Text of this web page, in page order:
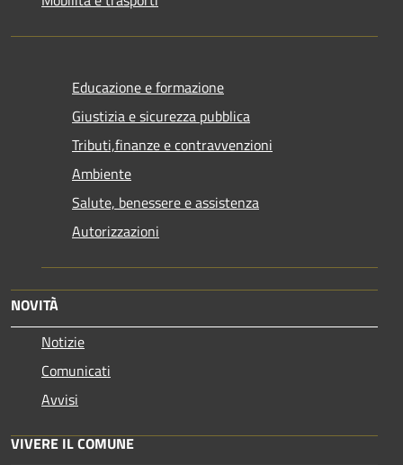
Educazione e formazione
Giustizia e sicurezza pubblica
Tributi,finanze e contravvenzioni
Ambiente
Salute, benessere e assistenza
Autorizzazioni
NOVITÀ
Notizie
Comunicati
Avvisi
VIVERE IL COMUNE